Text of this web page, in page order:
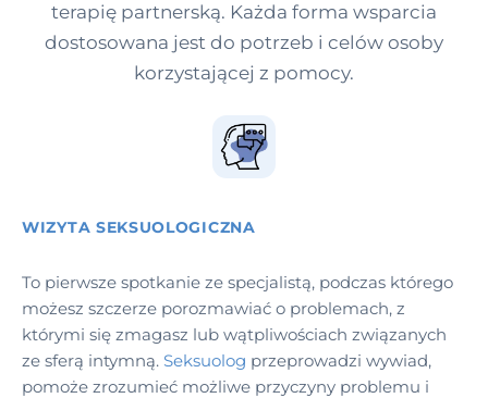
terapię partnerską. Każda forma wsparcia
dostosowana jest do potrzeb i celów osoby
korzystającej z pomocy.
WIZYTA SEKSUOLOGICZNA
To pierwsze spotkanie ze specjalistą, podczas którego
możesz szczerze porozmawiać o problemach, z
którymi się zmagasz lub wątpliwościach związanych
ze sferą intymną. Seksuolog przeprowadzi wywiad,
pomoże zrozumieć możliwe przyczyny problemu i